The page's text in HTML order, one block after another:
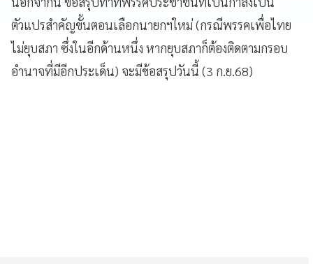
ตัวแปรสำคัญขั้นตอนเลือกนายกฯใหม่ (กรณีพรรคเพื่อไทย
ไม่ยุบสภา ซึ่งในอีกด้านหนึ่ง หากยุบสภาก็ต้องติดตามกรอบ
อำนาจที่มีอีกประเด็น) จะมีข้อสรุปวันนี้ (3 ก.ย.68)